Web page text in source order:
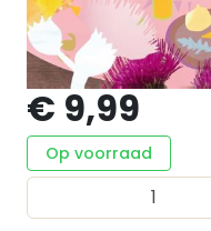
€ 9,99
Op voorraad